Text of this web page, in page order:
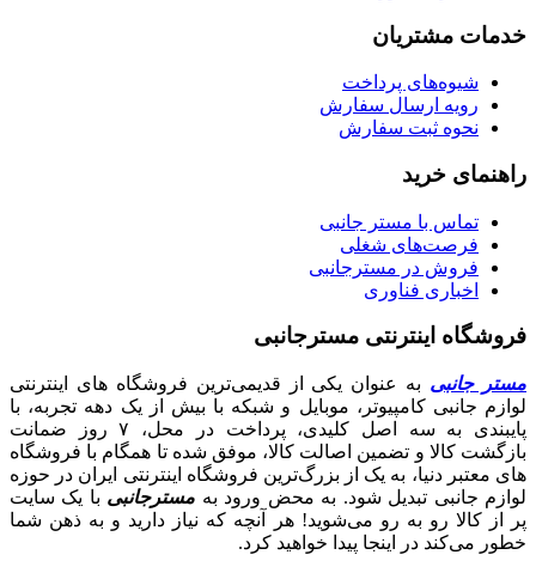
خدمات مشتریان
شیوه‌های پرداخت
رویه ارسال سفارش
نحوه ثبت سفارش
راهنمای خرید
تماس با مستر جانبی
فرصت‌های شغلی
فروش در مسترجانبی
اخباری فناوری
فروشگاه اینترنتی مسترجانبی
مستر جانبی به عنوان یکی از قدیمی‌ترین فروشگاه های اینترنتی
لوازم جانبی کامپیوتر، موبایل و شبکه با بیش از یک دهه تجربه، با
پایبندی به سه اصل کلیدی، پرداخت در محل، ۷ روز ضمانت
بازگشت کالا و تضمین اصالت کالا، موفق شده تا همگام با فروشگاه‌
های معتبر دنیا، به یک از بزرگ‌ترین فروشگاه اینترنتی ایران در حوزه
لوازم جانبی تبدیل شود. به محض ورود به مسترجانبی با یک سایت
پر از کالا رو به رو می‌شوید! هر آنچه که نیاز دارید و به ذهن شما
خطور می‌کند در اینجا پیدا خواهید کرد.